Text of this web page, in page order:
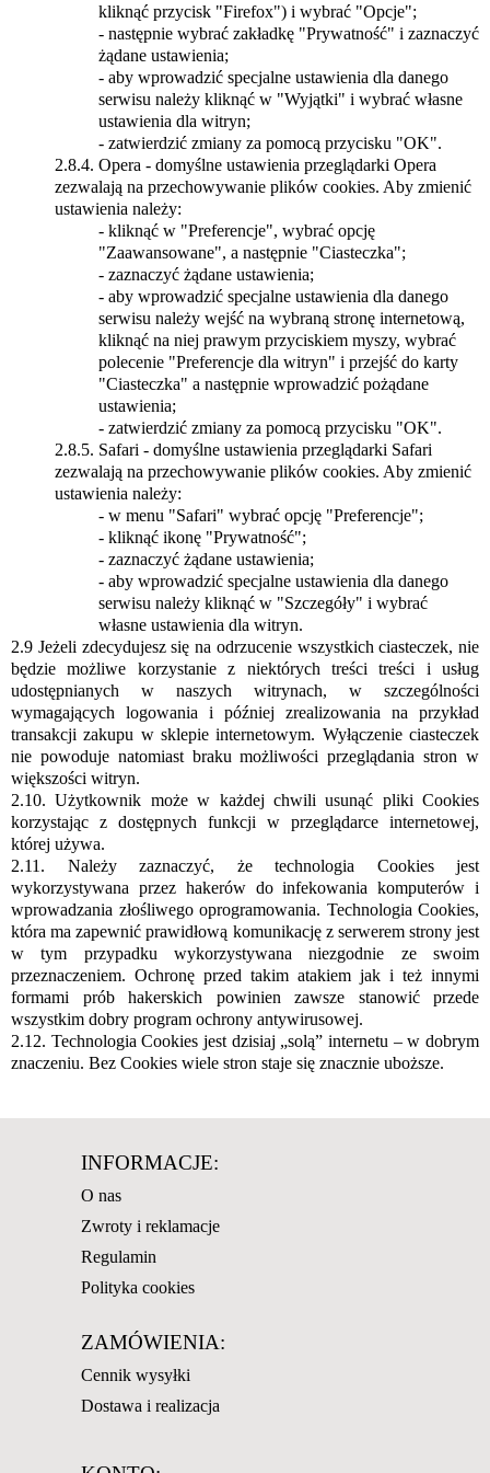
kliknąć przycisk "Firefox") i wybrać "Opcje";
- następnie wybrać zakładkę "Prywatność" i zaznaczyć
żądane ustawienia;
- aby wprowadzić specjalne ustawienia dla danego
serwisu należy kliknąć w "Wyjątki" i wybrać własne
ustawienia dla witryn;
- zatwierdzić zmiany za pomocą przycisku "OK".
2.8.4. Opera - domyślne ustawienia przeglądarki Opera
zezwalają na przechowywanie plików cookies. Aby zmienić
ustawienia należy:
- kliknąć w "Preferencje", wybrać opcję
"Zaawansowane", a następnie "Ciasteczka";
- zaznaczyć żądane ustawienia;
- aby wprowadzić specjalne ustawienia dla danego
serwisu należy wejść na wybraną stronę internetową,
kliknąć na niej prawym przyciskiem myszy, wybrać
polecenie "Preferencje dla witryn" i przejść do karty
"Ciasteczka" a następnie wprowadzić pożądane
ustawienia;
- zatwierdzić zmiany za pomocą przycisku "OK".
2.8.5. Safari - domyślne ustawienia przeglądarki Safari
zezwalają na przechowywanie plików cookies. Aby zmienić
ustawienia należy:
- w menu "Safari" wybrać opcję "Preferencje";
- kliknąć ikonę "Prywatność";
- zaznaczyć żądane ustawienia;
- aby wprowadzić specjalne ustawienia dla danego
serwisu należy kliknąć w "Szczegóły" i wybrać
własne ustawienia dla witryn.
2.9 Jeżeli zdecydujesz się na odrzucenie wszystkich ciasteczek, nie
będzie możliwe korzystanie z niektórych treści treści i usług
udostępnianych w naszych witrynach, w szczególności
wymagających logowania i później zrealizowania na przykład
transakcji zakupu w sklepie internetowym. Wyłączenie ciasteczek
nie powoduje natomiast braku możliwości przeglądania stron w
większości witryn.
2.10. Użytkownik może w każdej chwili usunąć pliki Cookies
korzystając z dostępnych funkcji w przeglądarce internetowej,
której używa.
2.11. Należy zaznaczyć, że technologia Cookies jest
wykorzystywana przez hakerów do infekowania komputerów i
wprowadzania złośliwego oprogramowania. Technologia Cookies,
która ma zapewnić prawidłową komunikację z serwerem strony jest
w tym przypadku wykorzystywana niezgodnie ze swoim
przeznaczeniem. Ochronę przed takim atakiem jak i też innymi
formami prób hakerskich powinien zawsze stanowić przede
wszystkim dobry program ochrony antywirusowej.
2.12. Technologia Cookies jest dzisiaj „solą” internetu – w dobrym
znaczeniu. Bez Cookies wiele stron staje się znacznie uboższe.
INFORMACJE:
O nas
Zwroty i reklamacje
Regulamin
Polityka cookies
ZAMÓWIENIA:
Cennik wysyłki
Dostawa i realizacja